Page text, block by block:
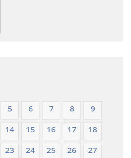
5 6 7 8
9
14 15 16 17
18
23 24 25 26
27